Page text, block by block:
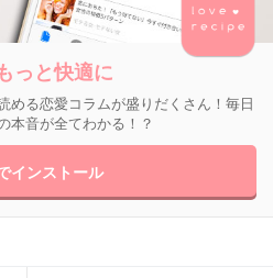
っと快適に
める恋愛コラムが盛りだくさん！毎日
本音が全てわかる！？
インストール